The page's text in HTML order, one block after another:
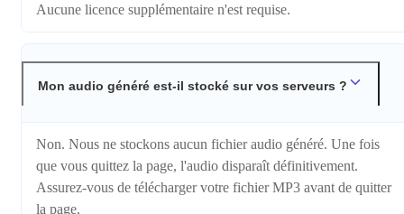
Aucune licence supplémentaire n'est requise.
Mon audio généré est-il stocké sur vos serveurs ?
Non. Nous ne stockons aucun fichier audio généré. Une fois
que vous quittez la page, l'audio disparaît définitivement.
Assurez-vous de télécharger votre fichier MP3 avant de quitter
la page.